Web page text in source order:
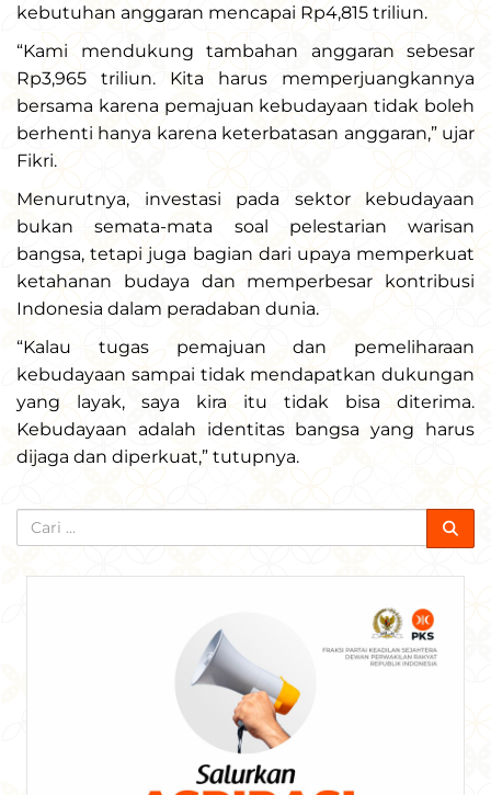
kebutuhan anggaran mencapai Rp4,815 triliun.
“Kami mendukung tambahan anggaran sebesar
Rp3,965 triliun. Kita harus memperjuangkannya
bersama karena pemajuan kebudayaan tidak boleh
berhenti hanya karena keterbatasan anggaran,” ujar
Fikri.
Menurutnya, investasi pada sektor kebudayaan
bukan semata-mata soal pelestarian warisan
bangsa, tetapi juga bagian dari upaya memperkuat
ketahanan budaya dan memperbesar kontribusi
Indonesia dalam peradaban dunia.
“Kalau tugas pemajuan dan pemeliharaan
kebudayaan sampai tidak mendapatkan dukungan
yang layak, saya kira itu tidak bisa diterima.
Kebudayaan adalah identitas bangsa yang harus
dijaga dan diperkuat,” tutupnya.